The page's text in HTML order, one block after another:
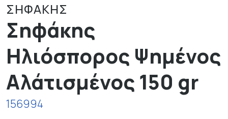
ΣΗΦΑΚΗΣ
Σηφάκης
Ηλιόσπορος Ψημένος
Αλάτισμένος 150 gr
156994